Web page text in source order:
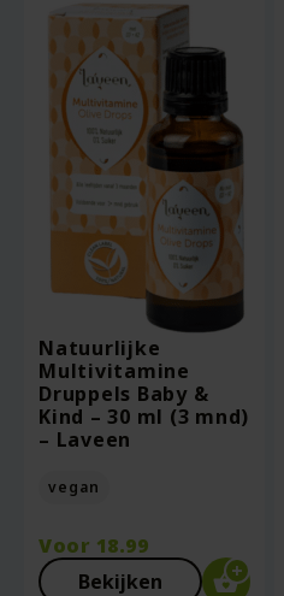
Natuurlijke
Multivitamine
Druppels Baby &
Kind – 30 ml (3 mnd)
– Laveen
vegan
Voor 18.99
Bekijken